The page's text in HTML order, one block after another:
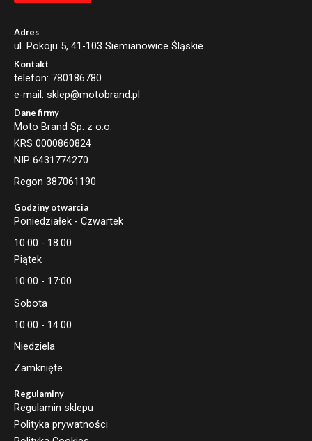
i
Adres
ul. Pokoju 5, 41-103 Siemianowice Śląskie
Kontakt
telefon: 780186780
e-mail: sklep@motobrand.pl
Dane firmy
Moto Brand Sp. z o.o.
KRS 0000860824
NIP 6431774270
Regon 387061190
Godziny otwarcia
Poniedziałek - Czwartek
10:00 - 18:00
Piątek
10:00 - 17:00
Sobota
10:00 - 14:00
Niedziela
Zamknięte
Regulaminy
Regulamin sklepu
Polityka prywatności